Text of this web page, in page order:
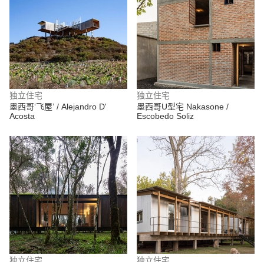
独立住宅
墨西哥‘飞屋’ / Alejandro D'
Acosta
独立住宅
墨西哥U型宅 Nakasone /
Escobedo Soliz